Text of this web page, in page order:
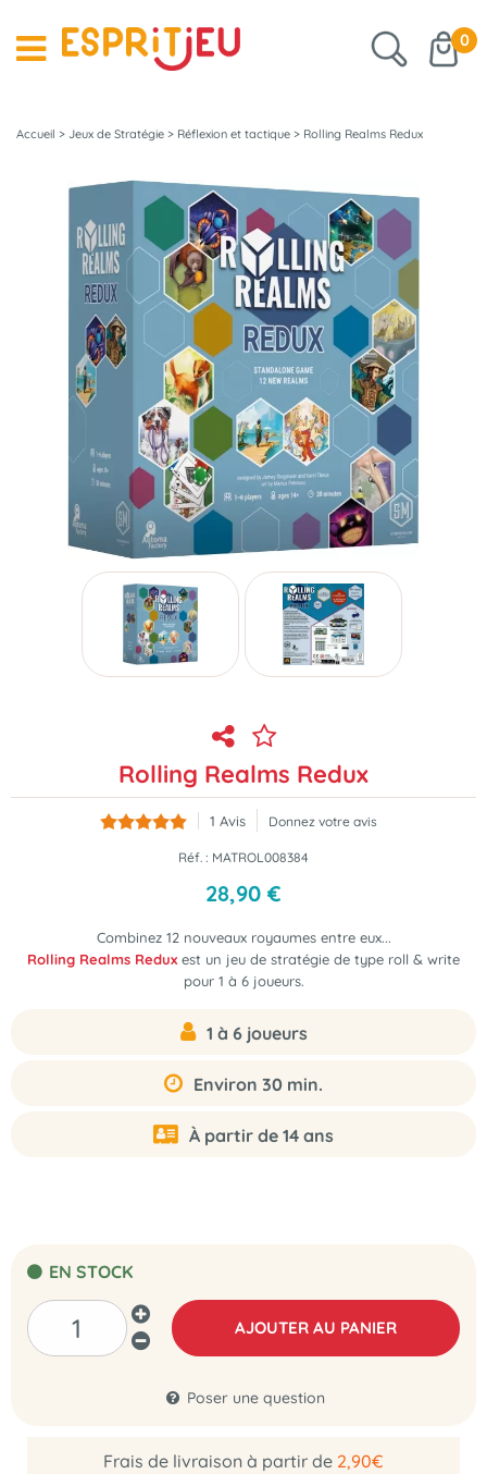
0
Accueil > Jeux de Stratégie > Réflexion et tactique > Rolling Realms Redux
Rolling Realms Redux
1 Avis Donnez votre avis
Réf. : MATROL008384
28,90 €
Combinez 12 nouveaux royaumes entre eux...
Rolling Realms Redux est un jeu de stratégie de type roll & write
pour 1 à 6 joueurs.
1 à 6 joueurs
Environ 30 min.
À partir de 14 ans
EN STOCK
AJOUTER AU PANIER
Poser une question
Frais de livraison à partir de 2,90€